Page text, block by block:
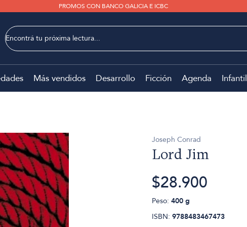
PROMOS CON BANCO GALICIA E ICBC
Más vendidos Desarrollo Ficción Agenda Infantil
Joseph Conrad
Lord Jim
$28.900
Peso: 400 g
ISBN: 9788483467473